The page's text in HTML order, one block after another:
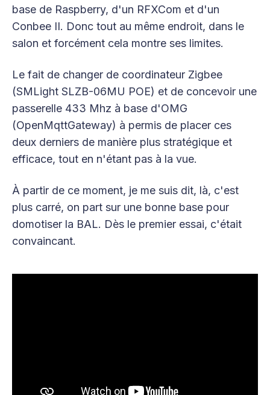
base de Raspberry, d'un RFXCom et d'un
Conbee II. Donc tout au même endroit, dans le
salon et forcément cela montre ses limites.
Le fait de changer de coordinateur Zigbee
(SMLight SLZB-06MU POE) et de concevoir une
passerelle 433 Mhz à base d'OMG
(OpenMqttGateway) à permis de placer ces
deux derniers de manière plus stratégique et
efficace, tout en n'étant pas à la vue.
À partir de ce moment, je me suis dit, là, c'est
plus carré, on part sur une bonne base pour
domotiser la BAL. Dès le premier essai, c'était
convaincant.